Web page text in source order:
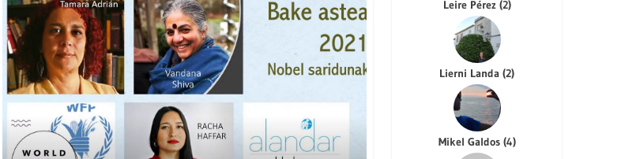
Leire Pérez (2)
Lierni Landa(2)
Mikel Galdos (4)